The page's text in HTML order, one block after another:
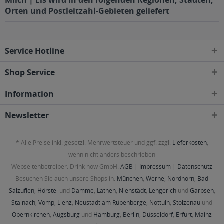
Orten und Postleitzahl-Gebieten geliefert
Service Hotline
Shop Service
Information
Newsletter
* Alle Preise inkl. gesetzl. Mehrwertsteuer und ggf. zzgl. Lieferkosten,
wenn nicht anders beschrieben
Webseitenbetreiber: Drink now GmbH: AGB | Impressum | Datenschutz
Besuchen Sie auch unsere Shops in: München, Werne, Nordhorn, Bad
Salzuflen, Hörstel und Damme, Lathen, Nienstädt, Lengerichund Garbsen,
Stainach, Vomp, Lienz, Neustadt am Rübenberge, Nottuln, Stolzenau und
Obernkirchen, Augsburg und Hamburg, Berlin, Düsseldorf, Erfurt, Mainz